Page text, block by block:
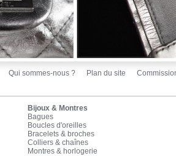
Qui sommes-nous ? Plan du site
Bijoux & Montres
Bagues
Boucles d'oreilles
Bracelets & broches
Colliers & chaînes
Montres & horlogerie